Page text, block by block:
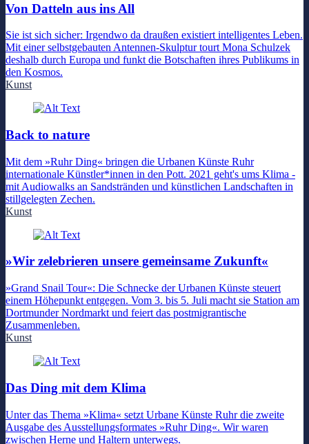
Von Datteln aus ins All
Sie ist sich sicher: Irgendwo da draußen existiert intelligentes Leben.
Mit einer selbstgebauten Antennen-Skulptur tourt Mona Schulzek
deshalb durch Europa und funkt die Botschaften ihres Publikums in
den Kosmos.
Kunst
Back to nature
Mit dem »Ruhr Ding« bringen die Urbanen Künste Ruhr
internationale Künstler*innen in den Pott. 2021 geht's ums Klima -
mit Audiowalks an Sandstränden und künstlichen Landschaften in
stillgelegten Zechen.
Kunst
»Wir zelebrieren unsere gemeinsame Zukunft«
»Grand Snail Tour«: Die Schnecke der Urbanen Künste steuert
einem Höhepunkt entgegen. Vom 3. bis 5. Juli macht sie Station am
Dortmunder Nordmarkt und feiert das postmigrantische
Zusammenleben.
Kunst
Das Ding mit dem Klima
Unter das Thema »Klima« setzt Urbane Künste Ruhr die zweite
Ausgabe des Ausstellungsformates »Ruhr Ding«. Wir waren
zwischen Herne und Haltern unterwegs.